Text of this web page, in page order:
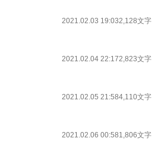
2021.02.03 19:032,128文字
2021.02.04 22:172,823文字
2021.02.05 21:584,110文字
2021.02.06 00:581,806文字